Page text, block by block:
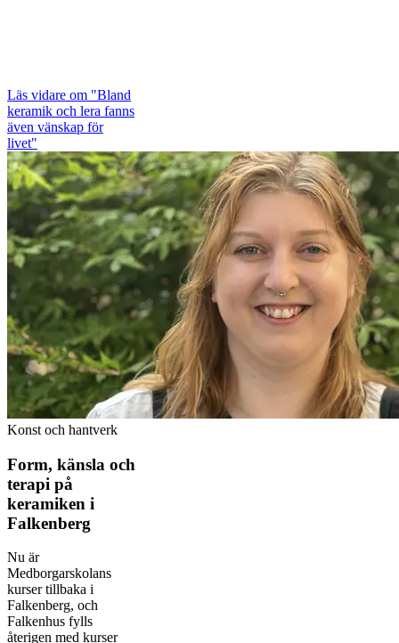
Läs vidare om "Bland
keramik och lera fanns
även vänskap för
livet"
Konst och hantverk
Form, känsla och
terapi på
keramiken i
Falkenberg
Nu är
Medborgarskolans
kurser tillbaka i
Falkenberg, och
Falkenhus fylls
återigen med kurser